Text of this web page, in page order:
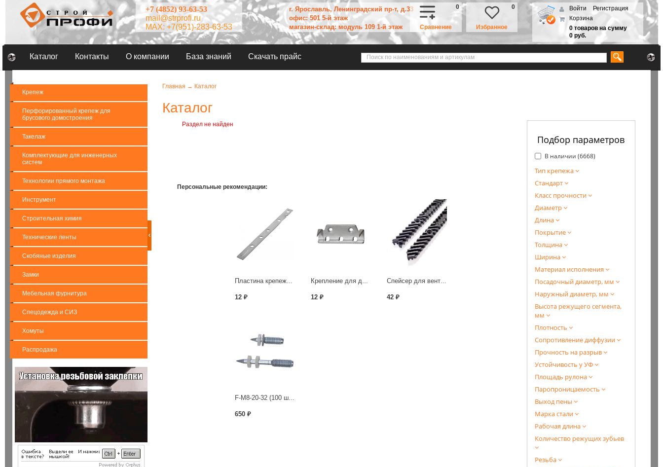
+7 (4852) 93-63-53
mail@strprofi.ru
MAX: +7(951)-283-63-53
г. Ярославль, Ленинградский пр-т, д.33
офис: 501 5-й этаж
магазин-склад: модуль 109 1-й этаж
Сравнение
0
Избранное
0 Войти
Регистрация
Корзина
0 товаров на сумму
0 руб.
Каталог Контакты О компании База знаний Скачать прайс
Крепеж
Перфорированный крепеж для
брусового домостроения
Такелаж
Комплектующие для инженерных
систем
Технологии прямого монтажа
Инструмент
Строительная химия
Технические ленты
Скобяные изделия
Замки
Мебельная фурнитура
Спецодежда и СИЗ
Хомуты
Распродажа
Главная → Каталог
Каталог
Подбор параметров
В наличии (6668)
Тип крепежа
Стандарт
Класс прочности
Диаметр
Длина
Покрытие
Толщина
Ширина
Материал исполнения
Посадочный диаметр, мм
Наружный диаметр, мм
Высота режущего сегмента,
мм
Плотность
Сопротивление диффузии
Прочность на разрыв
Устойчивость у УФ
Площадь рулона
Паропроницаемость
Выход пены
Марка стали
Рабочая длина
Количество режущих зубьев
Резьба
Раздел не найден
Персональные рекомендации:
Пластина крепежная для планкена 190х15х2.0 мм
12 ₽ 12 ₽
Спейсер для вентиляции «500»
42 ₽
F-M8-20-32 (100 шт./уп)
650 ₽